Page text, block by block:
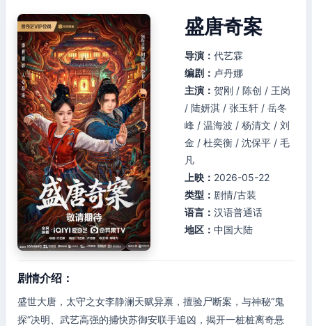
盛唐奇案
导演： 代艺霖
编剧： 卢丹娜
主演： 贺刚 / 陈创 / 王岗
/ 陆妍淇 / 张玉轩 / 岳冬
峰 / 温海波 / 杨清文 / 刘
金 / 杜奕衡 / 沈保平 / 毛
凡
上映： 2026-05-22
类型： 剧情/古装
语言： 汉语普通话
地区： 中国大陆
剧情介绍：
盛世大唐，太守之女李静澜天赋异禀，擅验尸断案，与神秘“鬼
探”决明、武艺高强的捕快苏御安联手追凶，揭开一桩桩离奇悬